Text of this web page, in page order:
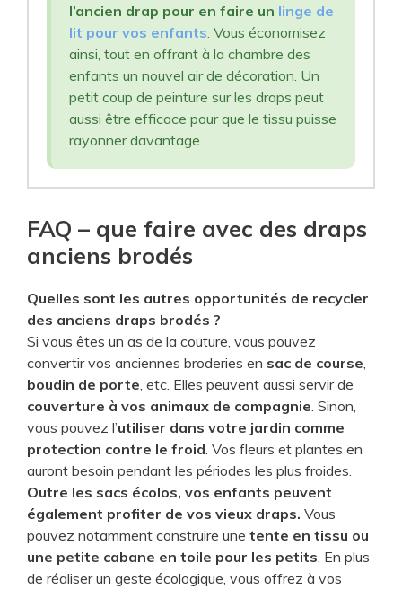
l’ancien drap pour en faire un linge de
lit pour vos enfants. Vous économisez
ainsi, tout en offrant à la chambre des
enfants un nouvel air de décoration. Un
petit coup de peinture sur les draps peut
aussi être efficace pour que le tissu puisse
rayonner davantage.
FAQ – que faire avec des draps
anciens brodés
Quelles sont les autres opportunités de recycler
des anciens draps brodés ?
Si vous êtes un as de la couture, vous pouvez
convertir vos anciennes broderies en sac de course,
boudin de porte, etc. Elles peuvent aussi servir de
couverture à vos animaux de compagnie. Sinon,
vous pouvez l’utiliser dans votre jardin comme
protection contre le froid. Vos fleurs et plantes en
auront besoin pendant les périodes les plus froides.
Outre les sacs écolos, vos enfants peuvent
également profiter de vos vieux draps. Vous
pouvez notamment construire une tente en tissu ou
une petite cabane en toile pour les petits. En plus
de réaliser un geste écologique, vous offrez à vos